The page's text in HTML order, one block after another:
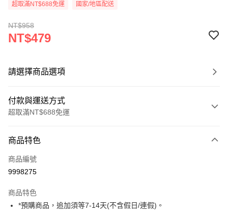
超取滿NT$688免運 國家/地區配送
NT$958
NT$479
請選擇商品選項
付款與運送方式
超取滿NT$688免運
信用卡一次付款
超商取貨付款
Apple Pay
商品特色
商品編號
9998275
商品特色
*預購商品，追加須等7-14天(不含假日/連假)。